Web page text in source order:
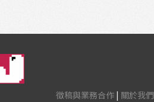
徵稿與業務合作| 關於我們